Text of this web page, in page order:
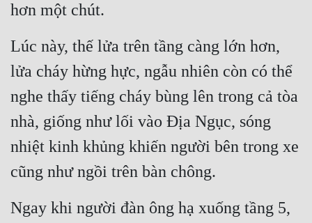
Huyền Nghi
Huyền Ảo
Hài Hước
Hệ Thống
Học Đường
Khoa Huyễn
Khoa Huyễn Không Gian
Kinh Dị
hơn một chút.
Lúc này, thế lửa trên tầng càng lớn hơn,
lửa cháy hừng hực, ngẫu nhiên còn có thể
nghe thấy tiếng cháy bùng lên trong cả tòa
nhà, giống như lối vào Địa Ngục, sóng
nhiệt kinh khủng khiến người bên trong xe
cũng như ngồi trên bàn chông.
Ngay khi người đàn ông hạ xuống tầng 5,